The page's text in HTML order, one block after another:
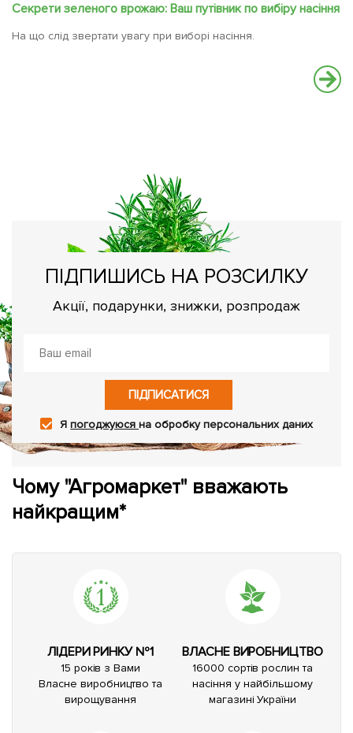
Секрети зеленого врожаю: Ваш путівник по вибіру насіння
На що слід звертати увагу при виборі насіння.
ПІДПИШИСЬ НА РОЗСИЛКУ
Акції, подарунки, знижки, розпродаж
ПІДПИСАТИСЯ
Япогоджуюсяна обробку персональних даних
Чому "Агромаркет" вважають
найкращим*
ЛІДЕРИ РИНКУ №1
15 років з Вами
Власне виробництво та
вирощування
ВЛАСНЕ ВИРОБНИЦТВО
16000 сортів рослин та
насіння у найбільшому
магазині України